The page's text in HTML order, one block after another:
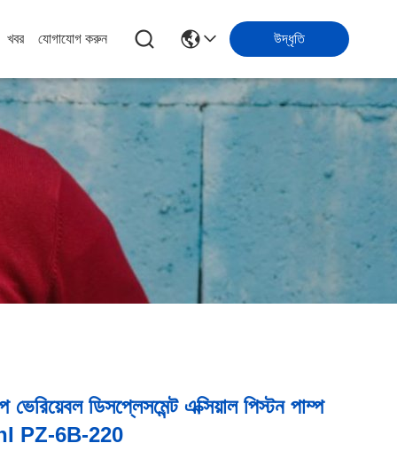
খবর যোগাযোগ করুন উদ্ধৃতি
ভেরিয়েবল ডিসপ্লেসমেন্ট এক্সিয়াল পিস্টন পাম্প
PZ-6B-220